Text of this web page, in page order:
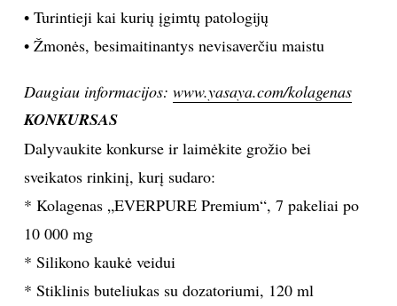
• Turintieji kai kurių įgimtų patologijų
• Žmonės, besimaitinantys nevisaverčiu maistu
Daugiau informacijos: www.yasaya.com/kolagenas
KONKURSAS
Dalyvaukite konkurse ir laimėkite grožio bei
sveikatos rinkinį, kurį sudaro:
* Kolagenas „EVERPURE Premium“, 7 pakeliai po
10 000 mg
* Silikono kaukė veidui
* Stiklinis buteliukas su dozatoriumi, 120 ml